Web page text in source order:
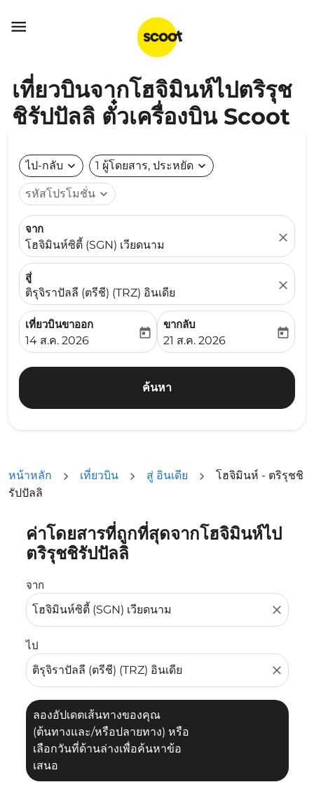

เที่ยวบินจากโฮจิมินห์ไปตริรุช
ชิรัปปัลลิ ตั๋วเครื่องบิน Scoot
ไป-กลับ expand_more 1 ผู้โดยสาร, ประหยัด expand_more
รหัสโปรโมชั่น expand_more
จาก
โฮจิมินห์ซิตี้ (SGN) เวียดนาม
close
สู่
ติรุจิราปัลลี (ตรีชี) (TRZ) อินเดีย
close
เที่ยวบินขาออก
fc-booking-departure-date-aria-label
14 ส.ค. 2026
today
ขากลับ
fc-booking-return-date-
21 ส.ค. 2026
today
ค้นหา
หน้าหลัก เที่ยวบิน สู่ อินเดีย
โฮจิมินห์ - ตริรุชชิ
รัปปัลลิ
ค่าโดยสารที่ถูกที่สุดจากโฮจิมินห์ไป
ตริรุชชิรัปปัลลิ
จาก
close
ไป
close
ลองอัปเดตเส้นทางของคุณ
(ต้นทางและ/หรือปลายทาง) หรือ
เลือกวันที่ด้านล่างเพื่อค้นหาข้อ
เสนอ
ลองอัปเดตเส้นทางของคุณ (ต้นทางและ/หรือปลายทาง) หรื